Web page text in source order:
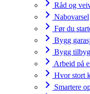
Råd og
Nabovarsel
Før du
Bygg
Bygg
Arbeid på
Hvor stort
Smartere